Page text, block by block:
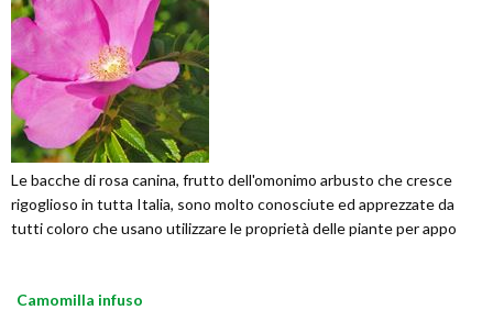
Le bacche di rosa canina, frutto dell'omonimo arbusto che cresce
rigoglioso in tutta Italia, sono molto conosciute ed apprezzate da
tutti coloro che usano utilizzare le proprietà delle piante per appo
Camomilla infuso